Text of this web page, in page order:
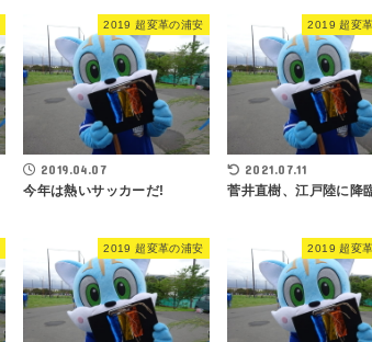
2019 超変革の浦安
2019.04.07
今年は熱いサッカーだ!
2019 超変
2021.07.11
菅井直樹、江戸陸に降
2019 超変革の浦安 2019 超変